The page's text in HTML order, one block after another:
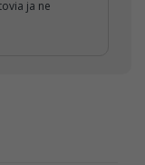
ja ne